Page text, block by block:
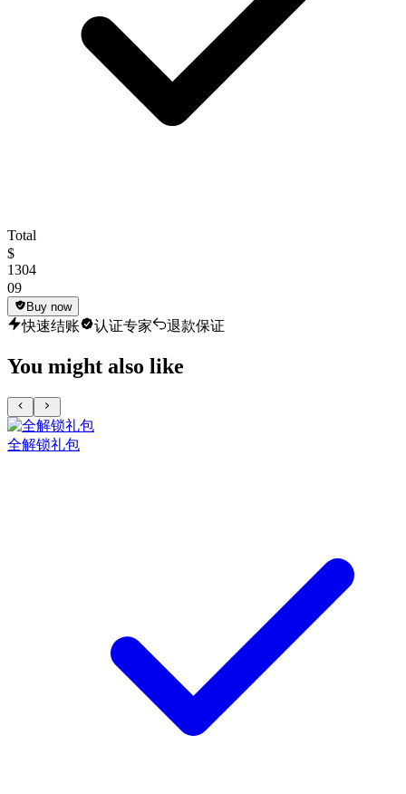
Total
$
1304
09
Buy now
快速结账 认证专家 退款保证
You might also like
全解锁礼包